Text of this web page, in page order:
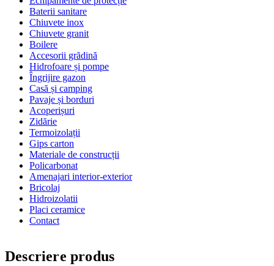
Baterii sanitare
Chiuvete inox
Chiuvete granit
Boilere
Accesorii grădină
Hidrofoare și pompe
Îngrijire gazon
Casă și camping
Pavaje și borduri
Acoperișuri
Zidărie
Termoizolații
Gips carton
Materiale de construcții
Policarbonat
Amenajari interior-exterior
Bricolaj
Hidroizolatii
Placi ceramice
Contact
Descriere produs